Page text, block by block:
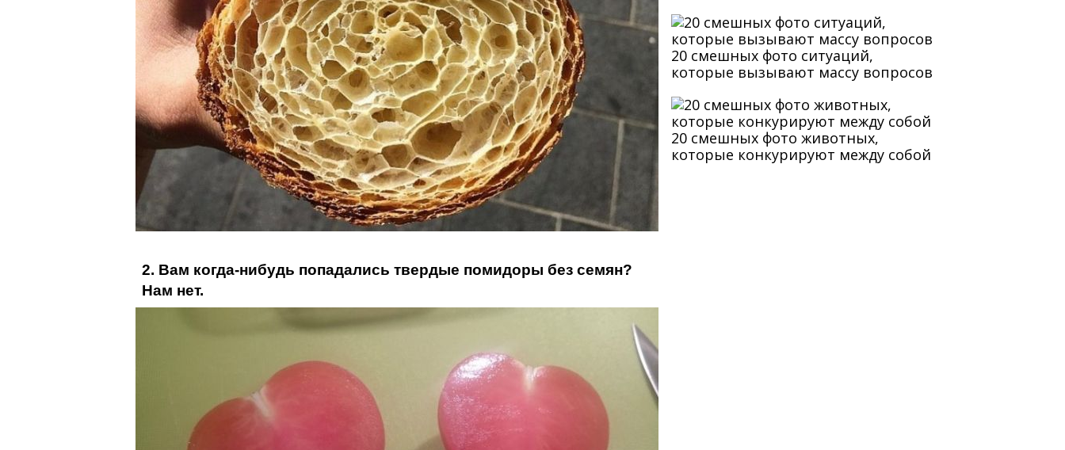
2. Вам когда-нибудь попадались твердые помидоры без семян?
Нам нет.
20 смешных фото ситуаций,
которые вызывают массу вопросов
20 смешных фото животных,
которые конкурируют между собой